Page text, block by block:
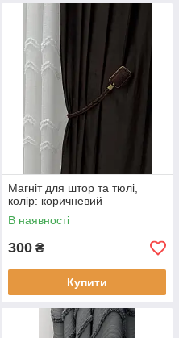
Магніт для штор та тюлі,
колір: коричневий
В наявності
300 ₴
Купити